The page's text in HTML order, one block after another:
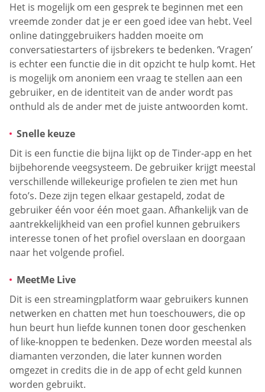
Het is mogelijk om een gesprek te beginnen met een
vreemde zonder dat je er een goed idee van hebt. Veel
online datinggebruikers hadden moeite om
conversatiestarters of ijsbrekers te bedenken. ‘Vragen’
is echter een functie die in dit opzicht te hulp komt. Het
is mogelijk om anoniem een vraag te stellen aan een
gebruiker, en de identiteit van de ander wordt pas
onthuld als de ander met de juiste antwoorden komt.
Snelle keuze
Dit is een functie die bijna lijkt op de Tinder-app en het
bijbehorende veegsysteem. De gebruiker krijgt meestal
verschillende willekeurige profielen te zien met hun
foto’s. Deze zijn tegen elkaar gestapeld, zodat de
gebruiker één voor één moet gaan. Afhankelijk van de
aantrekkelijkheid van een profiel kunnen gebruikers
interesse tonen of het profiel overslaan en doorgaan
naar het volgende profiel.
MeetMe Live
Dit is een streamingplatform waar gebruikers kunnen
netwerken en chatten met hun toeschouwers, die op
hun beurt hun liefde kunnen tonen door geschenken
of like-knoppen te bedenken. Deze worden meestal als
diamanten verzonden, die later kunnen worden
omgezet in credits die in de app of echt geld kunnen
worden gebruikt.